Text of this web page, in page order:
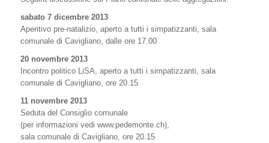
sabato 7 dicembre 2013
Aperitivo pre-natalizio, aperto a tutti i simpatizzanti, sala
comunale di Cavigliano, dalle ore 17.00
20 novembre 2013
Incontro politico LiSA, aperto a tutti i simpatizzanti, sala
comunale di Cavigliano, ore 20.15
11 novembre 2013
Seduta del Consiglio comunale
(per informazioni vedi www.pedemonte.ch),
sala comunale di Cavigliano, ore 20.15